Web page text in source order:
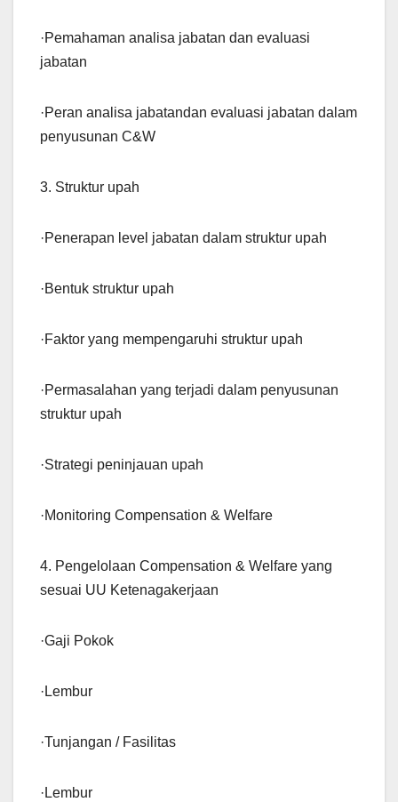
·Pemahaman analisa jabatan dan evaluasi
jabatan
·Peran analisa jabatandan evaluasi jabatan dalam
penyusunan C&W
3. Struktur upah
·Penerapan level jabatan dalam struktur upah
·Bentuk struktur upah
·Faktor yang mempengaruhi struktur upah
·Permasalahan yang terjadi dalam penyusunan
struktur upah
·Strategi peninjauan upah
·Monitoring Compensation & Welfare
4. Pengelolaan Compensation & Welfare yang
sesuai UU Ketenagakerjaan
·Gaji Pokok
·Lembur
·Tunjangan / Fasilitas
·Lembur